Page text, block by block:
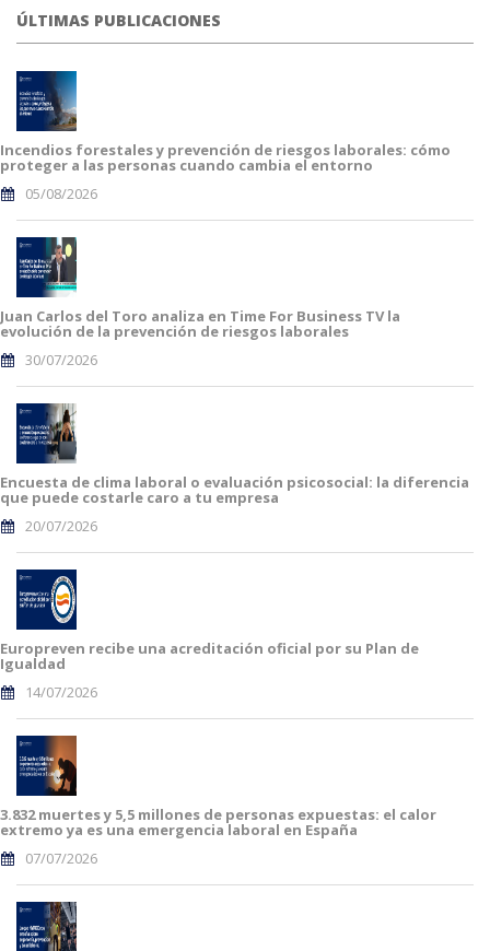
ÚLTIMAS PUBLICACIONES
Incendios forestales y prevención de riesgos laborales: cómo
proteger a las personas cuando cambia el entorno
05/08/2026
Juan Carlos del Toro analiza en Time For Business TV la
evolución de la prevención de riesgos laborales
30/07/2026
Encuesta de clima laboral o evaluación psicosocial: la diferencia
que puede costarle caro a tu empresa
20/07/2026
Europreven recibe una acreditación oficial por su Plan de
Igualdad
14/07/2026
3.832 muertes y 5,5 millones de personas expuestas: el calor
extremo ya es una emergencia laboral en España
07/07/2026